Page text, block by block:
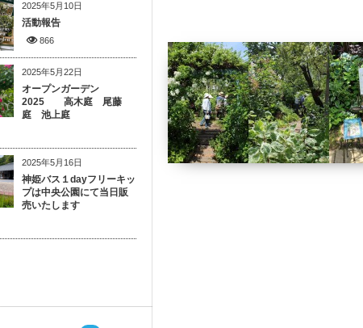
2025年5月10日
活動報告
866
2025年5月22日
オープンガーデン
2025 高木庭 尾藤
庭 池上庭
2025年5月16日
神姫バス１dayフリーキッ
プは中央公園にて当日販
売いたします